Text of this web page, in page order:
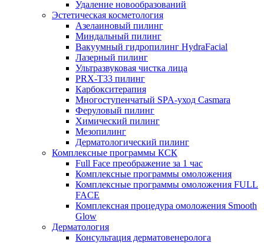
Удаление новообразований
Эстетическая косметология
Азелаиновый пилинг
Миндальный пилинг
Вакуумный гидропилинг HydraFacial
Лазерный пилинг
Ультразвуковая чистка лица
PRX-T33 пилинг
Карбокситерапия
Многоступенчатый SPA-уход Сasmara
Феруловый пилинг
Химический пилинг
Мезопилинг
Дерматологический пилинг
Комплексные программы КСК
Full Face преображение за 1 час
Комплексные программы омоложения
Комплексные программы омоложения FULL
FACE
Комплексная процедура омоложения Smooth
Glow
Дерматология
Консультация дерматовенеролога